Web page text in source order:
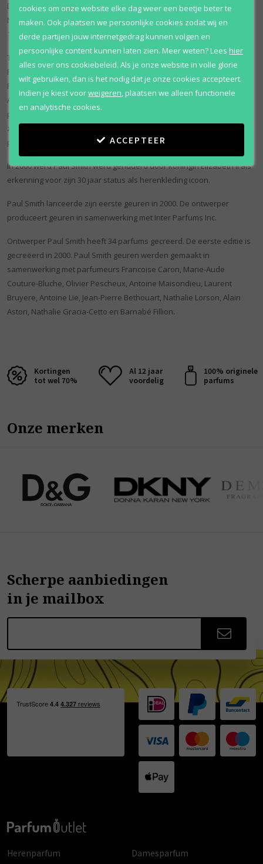
Deze positie heeft geleid tot een management kans op een
Nottingham boutique en uiteindelijk zijn eigen boetiek, geopend in
1970. Zijn eerste mannencollectie werd getoond in Parijs in 1976.
Tot de dag van vandaag biedt Paul Smith producten onder de labels
Paul Smith, Paul Smith Women, PS van Paul Smith, Paul Smith Jeans,
Paul Smith London, R. Newbold (alleen voor Japan), Paul Smith
Accessoires, Paul Smith Schoenen, Paul Smith Horloges, Paul Smith
pennen en Paul Smith meubels en dingen aan. Paul Smith licenseert
zijn naam voor de productie van tapijten, porselein, brillen en
parfums.
In 2000 werd Paul Smith werd geridderd door koningin Elizabeth II als
erkenning voor zijn 30 jaar status als herenkleding icoon.
Paul Smith lanceerde zijn eerste geuren in 2000. De ontwerper
produceert geuren in samenwerking met Inter Parfums Inc.
Ontwerper Paul Smith heeft 34 parfums gecreerd. De eerste editie is
gecreëerd in 2000. Paul Smith geuren werden gemaakt in
samenwerking met parfumeurs Francoise Caron, Marie-Aude
Couture-Bluche, Olivier Pescheux, Antoine Maisondieu, Laurent
Bruyere, Antoine Lie, Jean-Pierre Bethouart, Nathalie Lorson, Alain
Astori, Nathalie Gracia-Cetto en Barnabé Fillion.
Kortingen
tot wel 70%
Al 12 jaar
voordelig
100% originele
parfums
Onze merken
Scherpe aanbiedingen
in je mailbox
Herenparfum Damesparfum
cookies om onze website elke dag weer een beetje beter te
maken. Ook plaatsen we persoonlijke cookies zodat wij en
derde partijen jouw internetgedrag kunnen volgen en
persoonlijke content kunnen laten zien. Meer weten?Lees hier
alles over ons cookiebeleid. Als je onze website in volle glorie
wilt gebruiken, dan is het nodig dat je onze cookies accepteert.
Indien je kiest voorweigeren,plaatsen we alleen functionele
en analytische cookies.
ACCEPTEER